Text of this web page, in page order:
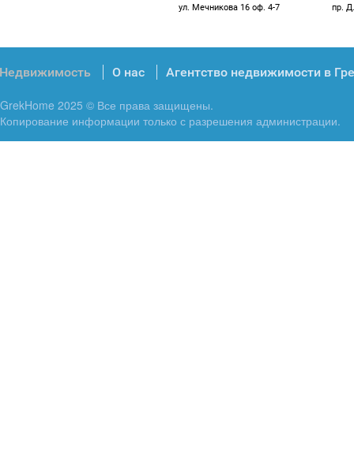
ул. Мечникова 16 оф. 4-7 пр.
Недвижимость О нас Агентство недвижимости в
GrekHome 2025 © Все права защищены.
Копирование информации только с разрешения администрации.